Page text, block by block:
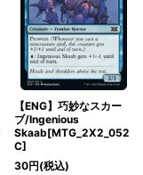
【ENG】巧妙なスカー
ブ/Ingenious
Skaab[MTG_2X2_052
C]
30円(税込)